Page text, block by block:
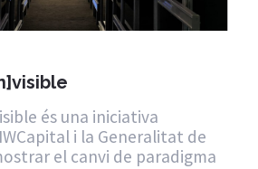
és una iniciativa
i la Generalitat de
el canvi de paradigma